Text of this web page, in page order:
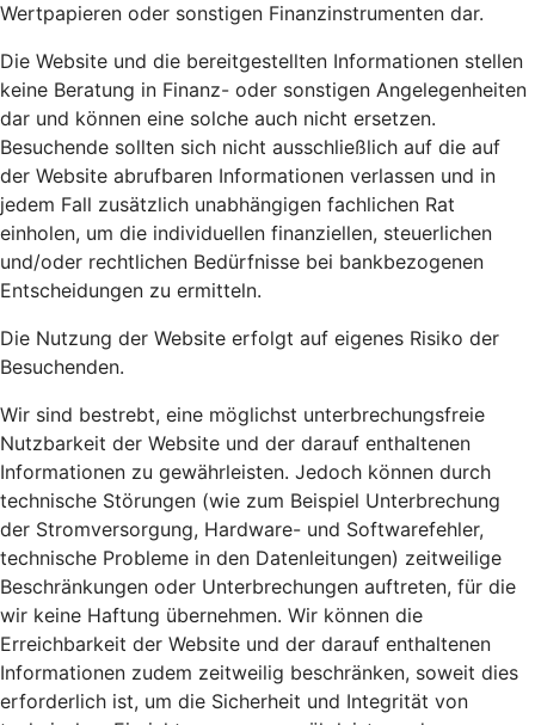
Wertpapieren oder sonstigen Finanzinstrumenten dar.
Die Website und die bereitgestellten Informationen stellen
keine Beratung in Finanz- oder sonstigen Angelegenheiten
dar und können eine solche auch nicht ersetzen.
Besuchende sollten sich nicht ausschließlich auf die auf
der Website abrufbaren Informationen verlassen und in
jedem Fall zusätzlich unabhängigen fachlichen Rat
einholen, um die individuellen finanziellen, steuerlichen
und/oder rechtlichen Bedürfnisse bei bankbezogenen
Entscheidungen zu ermitteln.
Die Nutzung der Website erfolgt auf eigenes Risiko der
Besuchenden.
Wir sind bestrebt, eine möglichst unterbrechungsfreie
Nutzbarkeit der Website und der darauf enthaltenen
Informationen zu gewährleisten. Jedoch können durch
technische Störungen (wie zum Beispiel Unterbrechung
der Stromversorgung, Hardware- und Softwarefehler,
technische Probleme in den Datenleitungen) zeitweilige
Beschränkungen oder Unterbrechungen auftreten, für die
wir keine Haftung übernehmen. Wir können die
Erreichbarkeit der Website und der darauf enthaltenen
Informationen zudem zeitweilig beschränken, soweit dies
erforderlich ist, um die Sicherheit und Integrität von